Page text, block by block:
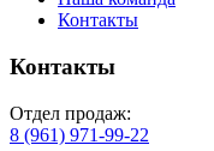
Контакты
Контакты
Отдел продаж:
8 (961) 971-99-22